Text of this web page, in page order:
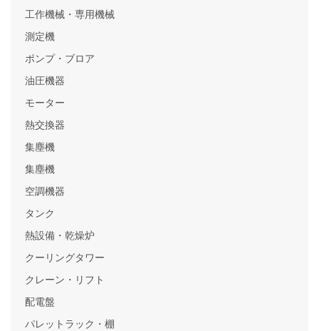
工作機械・専用機械
測定機
ポンプ・ブロア
油圧機器
モーター
熱交換器
集塵機
集塵機
空調機器
タンク
熱設備・乾燥炉
クーリングタワー
クレーン・リフト
配電盤
パレットラック・棚